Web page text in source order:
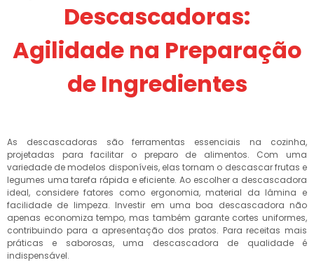
Descascadoras:
Agilidade na Preparação
de Ingredientes
As descascadoras são ferramentas essenciais na cozinha,
projetadas para facilitar o preparo de alimentos. Com uma
variedade de modelos disponíveis, elas tornam o descascar frutas e
legumes uma tarefa rápida e eficiente. Ao escolher a descascadora
ideal, considere fatores como ergonomia, material da lâmina e
facilidade de limpeza. Investir em uma boa descascadora não
apenas economiza tempo, mas também garante cortes uniformes,
contribuindo para a apresentação dos pratos. Para receitas mais
práticas e saborosas, uma descascadora de qualidade é
indispensável.